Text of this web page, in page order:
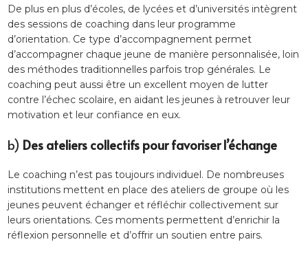
De plus en plus d’écoles, de lycées et d’universités intègrent
des sessions de coaching dans leur programme
d’orientation. Ce type d’accompagnement permet
d’accompagner chaque jeune de manière personnalisée, loin
des méthodes traditionnelles parfois trop générales. Le
coaching peut aussi être un excellent moyen de lutter
contre l’échec scolaire, en aidant les jeunes à retrouver leur
motivation et leur confiance en eux.
b) Des ateliers collectifs pour favoriser l’échange
Le coaching n’est pas toujours individuel. De nombreuses
institutions mettent en place des ateliers de groupe où les
jeunes peuvent échanger et réfléchir collectivement sur
leurs orientations. Ces moments permettent d’enrichir la
réflexion personnelle et d’offrir un soutien entre pairs.